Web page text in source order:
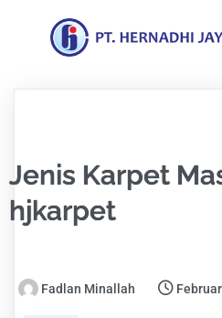
Jenis Karpet
hjkarpet
Fadlan Minallah